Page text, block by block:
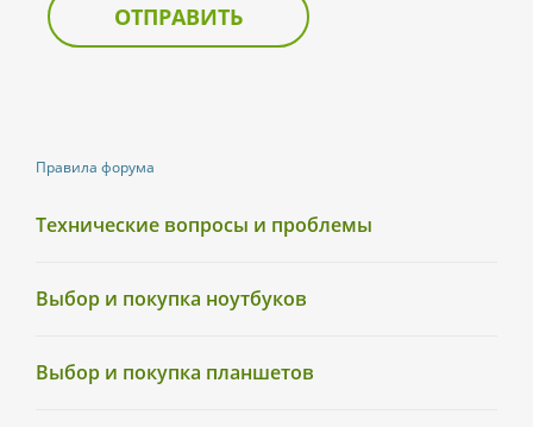
Правила форума
Технические вопросы и проблемы
Выбор и покупка ноутбуков
Выбор и покупка планшетов
ОТПРАВИТЬ